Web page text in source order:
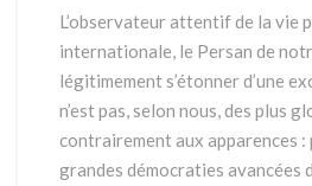
la
spectacle
L’observateur attentif de la vie
internationale, le Persan de
légitimement s’étonner d’une
n’est pas, selon nous, des plus
contrairement aux apparences
grandes démocraties avancées